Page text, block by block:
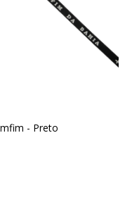
- Preto